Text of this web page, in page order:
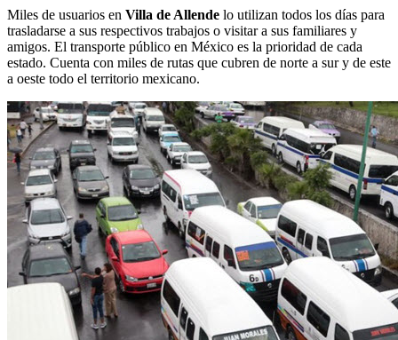
Miles de usuarios en Villa de Allende lo utilizan todos los días para
trasladarse a sus respectivos trabajos o visitar a sus familiares y
amigos. El transporte público en México es la prioridad de cada
estado. Cuenta con miles de rutas que cubren de norte a sur y de este
a oeste todo el territorio mexicano.